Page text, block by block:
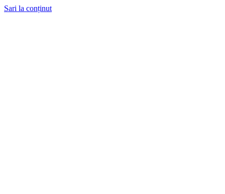
Sari la conținut